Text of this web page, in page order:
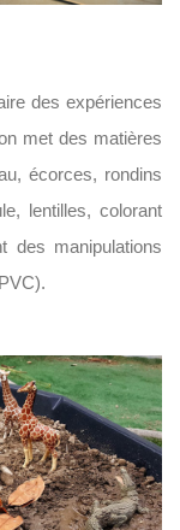
des expériences
met des matières
écorces, rondins
lentilles, colorant
des manipulations